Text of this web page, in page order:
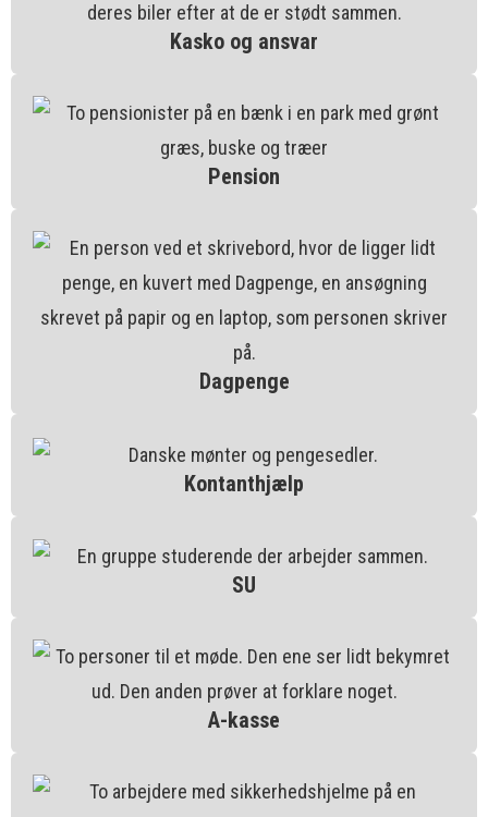
Kasko og ansvar
Pension
Dagpenge
Kontanthjælp
SU
A-kasse